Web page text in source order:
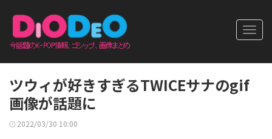
ツウィが好きすぎるTWICEサナのgif
画像が話題に
2022/03/30 10:00